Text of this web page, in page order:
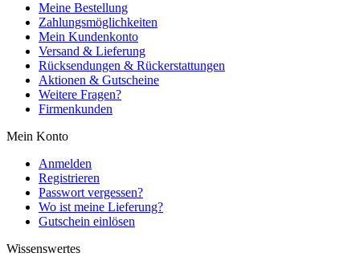
Meine Bestellung
Zahlungsmöglichkeiten
Mein Kundenkonto
Versand & Lieferung
Rücksendungen & Rückerstattungen
Aktionen & Gutscheine
Weitere Fragen?
Firmenkunden
Mein Konto
Anmelden
Registrieren
Passwort vergessen?
Wo ist meine Lieferung?
Gutschein einlösen
Wissenswertes